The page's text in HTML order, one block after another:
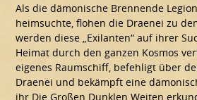
Als die dämonische Brennende
heimsuchte, flohen die Draenei zu
werden diese „Exilanten“ auf ihrer
Heimat durch den ganzen Kosmos
eigenes Raumschiff, befehligt über
Draenei und bekämpft eine
ihr Die Großen Dunklen Weiten